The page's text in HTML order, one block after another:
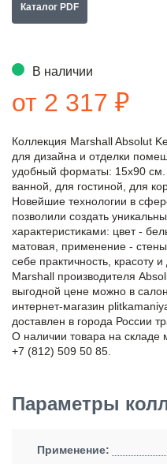
Каталог PDF
В наличии
от 2 317 ₽
Коллекция Marshall Absolut
для дизайна и отделки
удобный форматы: 15x90
ванной, для гостиной, для
Новейшие технологии в
позволили создать
характеристиками: цвет -
матовая, применение -
себе практичность, красоту
Marshall производителя
выгодной цене можно в
интернет-магазин
доставлен в города России
О наличии товара на складе
+7 (812) 509 50 85.
Параметры
Применение: